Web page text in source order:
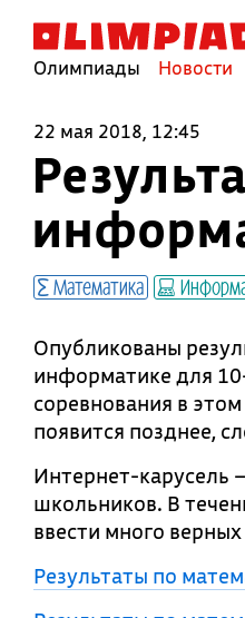
Олимпиады Новости
22 мая 2018, 12:45
Математика
Опубликованы
информатике для
соревнования в
появится позднее,
Интернет-карусель
школьников. В
ввести много
Результаты по